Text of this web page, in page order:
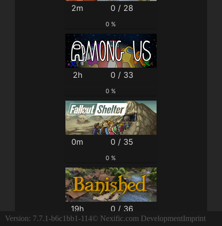
2m 0 / 28
0 %
2h 0 / 33
0 %
0m 0 / 35
0 %
19h 0 / 36
Version: 7.7.1-b6c1bb1-114© Nexific.com DevelopmentImprint